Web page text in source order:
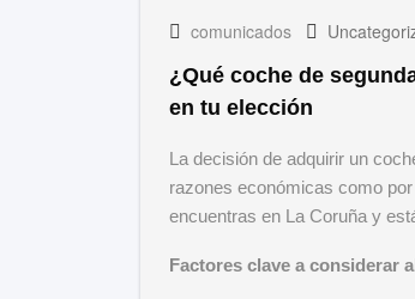
comunicados
¿Qué coche de
en tu elección
La decisión de adquirir un
razones económicas como
encuentras en La Coruña y
Factores clave a considerar